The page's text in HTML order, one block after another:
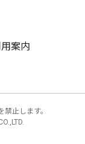
案内
止します。